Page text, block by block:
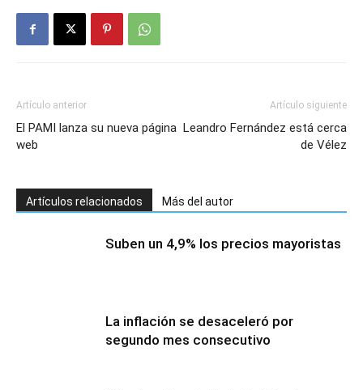
Artículo anterior
El PAMI lanza su nueva página
web
Artículo siguiente
Leandro Fernández está cerca
de Vélez
Artículos relacionados Más del autor
Suben un 4,9% los precios mayoristas
La inflación se desaceleró por
segundo mes consecutivo